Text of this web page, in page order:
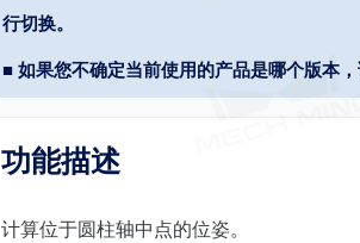
行切换。
■ 如果您不确定当前使用的产品是哪个版本
功能描述
计算位于圆柱轴中点的位姿。